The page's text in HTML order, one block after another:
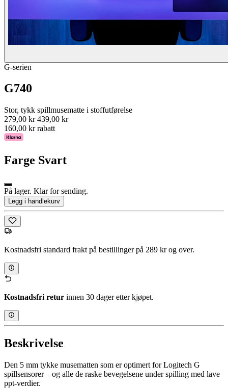
G-serien
G740
Stor, tykk spillmusematte i stoffutførelse
279,00 kr 439,00 kr
160,00 kr rabatt
Farge Svart
På lager. Klar for sending.
Legg i handlekurv
Kostnadsfri standard frakt på bestillinger på 289 kr og over.
Kostnadsfri retur innen 30 dager etter kjøpet.
Beskrivelse
Den 5 mm tykke musematten som er optimert for Logitech G
spillsensorer – og alle de raske bevegelsene under spilling med lave
ppt-verdier.